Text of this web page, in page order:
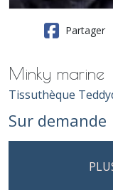
Partager
Minky marine
Tissuthèque
Sur demande